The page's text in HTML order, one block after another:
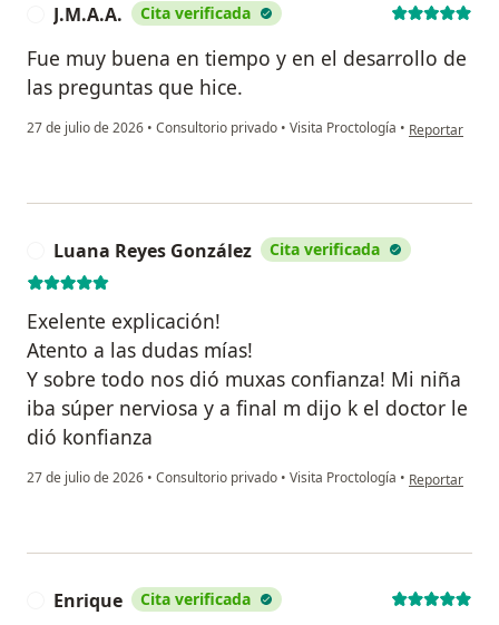
J.M.A.A. Cita verificada
Fue muy buena en tiempo y en el desarrollo de
las preguntas que hice.
27 de julio de 2026 • Consultorio privado • Visita Proctología • en opinión del
Reportar
Luana Reyes González Cita verificada
Exelente explicación!
Atento a las dudas mías!
Y sobre todo nos dió muxas confianza! Mi niña
iba súper nerviosa y a final m dijo k el doctor le
dió konfianza
27 de julio de 2026 • Consultorio privado • Visita Proctología • en opinión
Reportar
Enrique Cita verificada